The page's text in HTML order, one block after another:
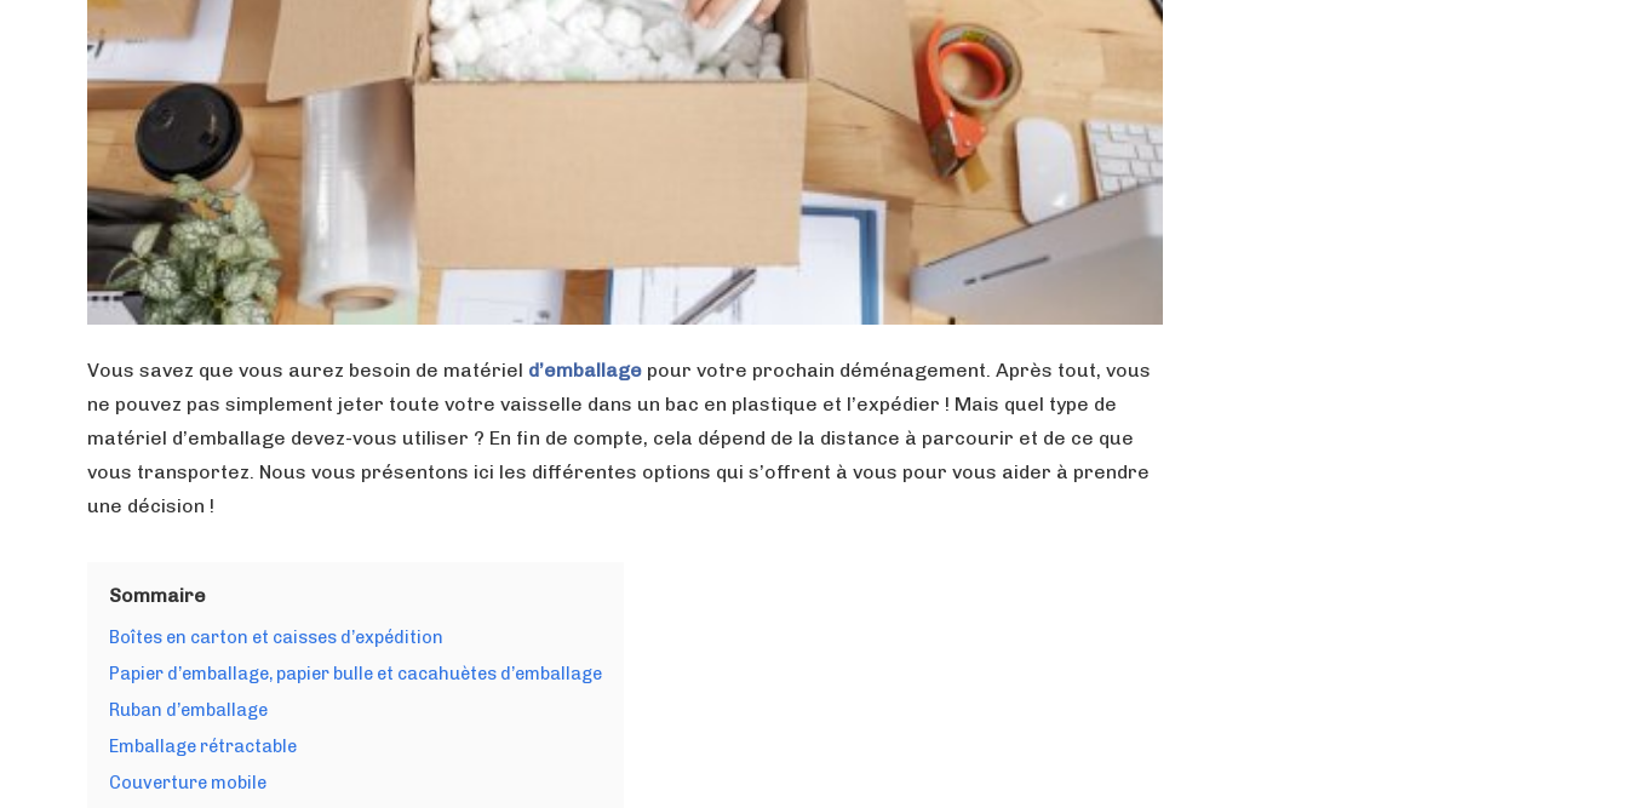
Vous savez que vous aurez besoin de matériel d’emballage pour votre prochain déménagement. Après tout, vous
ne pouvez pas simplement jeter toute votre vaisselle dans un bac en plastique et l’expédier ! Mais quel type de
matériel d’emballage devez-vous utiliser ? En fin de compte, cela dépend de la distance à parcourir et de ce que
vous transportez. Nous vous présentons ici les différentes options qui s’offrent à vous pour vous aider à prendre
une décision !
Sommaire
Boîtes en carton et caisses d’expédition
Papier d’emballage, papier bulle et cacahuètes d’emballage
Ruban d’emballage
Emballage rétractable
Couverture mobile